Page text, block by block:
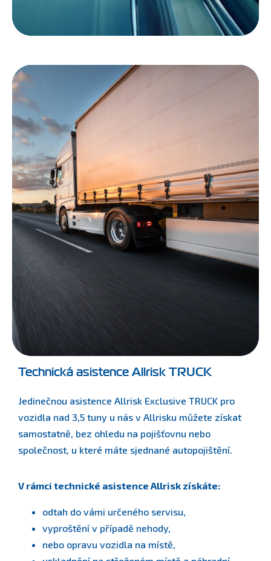
Technická asistence Allrisk TRUCK
Jedinečnou asistence Allrisk Exclusive TRUCK pro
vozidla nad 3,5 tuny u nás v Allrisku můžete získat
samostatně, bez ohledu na pojišťovnu nebo
společnost, u které máte sjednané autopojištění.
V rámci technické asistence Allrisk získáte:
odtah do vámi určeného servisu,
vyproštění v případě nehody,
nebo opravu vozidla na místě,